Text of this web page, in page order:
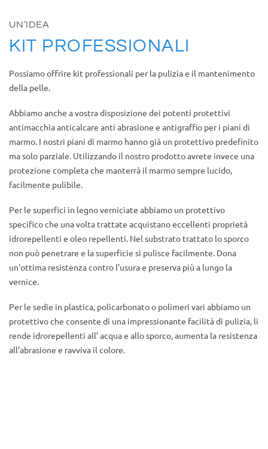
UN’IDEA
KIT PROFESSIONALI
Possiamo offrire kit professionali per la pulizia e il mantenimento
della pelle.
Abbiamo anche a vostra disposizione dei potenti protettivi
antimacchia anticalcare anti abrasione e antigraffio per i piani di
marmo. I nostri piani di marmo hanno già un protettivo predefinito
ma solo parziale. Utilizzando il nostro prodotto avrete invece una
protezione completa che manterrà il marmo sempre lucido,
facilmente pulibile.
Per le superfici in legno verniciate abbiamo un protettivo
specifico che una volta trattate acquistano eccellenti proprietà
idrorepellenti e oleo repellenti. Nel substrato trattato lo sporco
non può penetrare e la superficie si pulisce facilmente. Dona
un’ottima resistenza contro l’usura e preserva più a lungo la
vernice.
Per le sedie in plastica, policarbonato o polimeri vari abbiamo un
protettivo che consente di una impressionante facilità di pulizia, li
rende idrorepellenti all’ acqua e allo sporco, aumenta la resistenza
all’abrasione e ravviva il colore.